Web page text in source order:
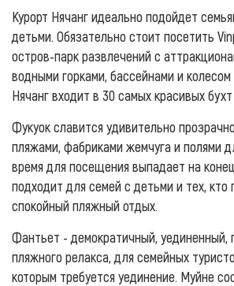
Курорт Нячанг идеально подойдет
детьми. Обязательно стоит посетить
остров-парк развлечений с
водными горками, бассейнами и
Нячанг входит в 30 самых красивых бухт
Фукуок славится удивительно
пляжами, фабриками жемчуга и полями
время для посещения выпадает на
подходит для семей с детьми и тех, кто
спокойный пляжный отдых.
Фантьет - демократичный, уединенный,
пляжного релакса, для семейных
которым требуется уединение. Муйне